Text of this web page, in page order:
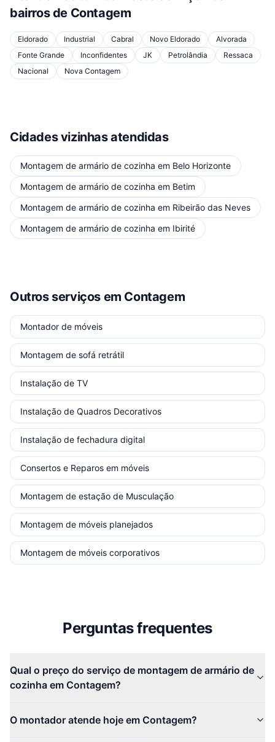
bairros de Contagem
Eldorado Industrial Cabral Novo Eldorado
Alvorada
Fonte Grande
Inconfidentes JK Petrolândia
Ressaca
Nacional
Nova Contagem
Cidades vizinhas atendidas
Montagem de armário de cozinha em Belo Horizonte
Montagem de armário de cozinha em Betim
Montagem de armário de cozinha em Ribeirão das Neves
Montagem de armário de cozinha em Ibirité
Outros serviços em Contagem
Montador de móveis
Montagem de sofá retrátil
Instalação de TV
Instalação de Quadros Decorativos
Instalação de fechadura digital
Consertos e Reparos em móveis
Montagem de estação de Musculação
Montagem de móveis planejados
Montagem de móveis corporativos
Perguntas frequentes
Qual o preço do serviço de montagem de armário de
cozinha em Contagem?
O montador atende hoje em Contagem?